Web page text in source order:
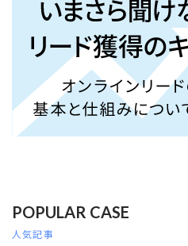
POPULAR CASE
人気記事